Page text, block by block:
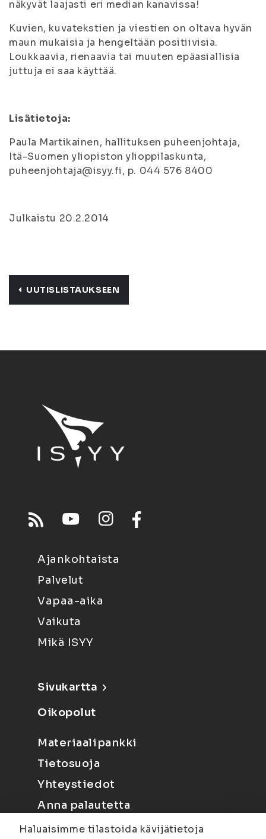
näkyvät laajasti eri median kanavissa!
Kuvien, kuvatekstien ja viestien on oltava hyvän
maun mukaisia ja hengeltään positiivisia.
Loukkaavia, rienaavia tai muuten epäasiallisia
juttuja ei saa käyttää.
Lisätietoja:
Paula Martikainen, hallituksen puheenjohtaja,
Itä-Suomen yliopiston ylioppilaskunta,
puheenjohtaja@isyy.fi, p. 044 576 8400
Julkaistu 20.2.2014
UUTISLISTAUKSEEN
Ajankohtaista
Palvelut
Vapaa-aika
Vaikuta
Mikä ISYY
Sivukartta
Oikopolut
Materiaalipankki
Tietosuoja
Yhteystiedot
Anna palautetta
Haluaisimme tilastoida kävijätietoja